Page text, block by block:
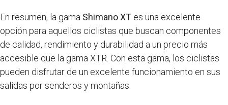
En resumen, la gama Shimano XT es una excelente
opción para aquellos ciclistas que buscan componentes
de calidad, rendimiento y durabilidad a un precio más
accesible que la gama XTR. Con esta gama, los ciclistas
pueden disfrutar de un excelente funcionamiento en sus
salidas por senderos y montañas.